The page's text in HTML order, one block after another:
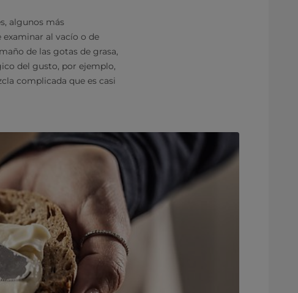
algunos más
al vacío o de
de las gotas de grasa,
del gusto, por ejemplo,
complicada que es casi